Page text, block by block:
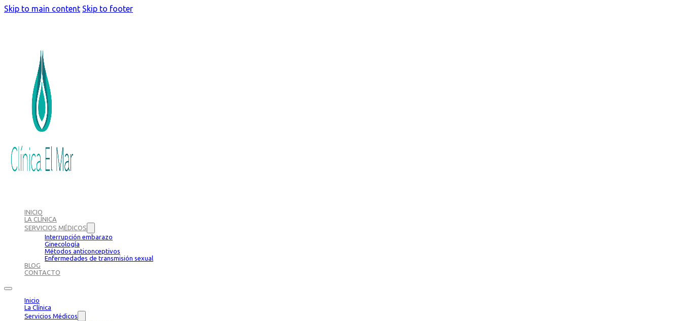
Skip to main content Skip to footer
INICIO
LA CLÍNICA
SERVICIOS MÉDICOS
Interrupción embarazo
Ginecología
Métodos anticonceptivos
Enfermedades de transmisión sexual
BLOG
CONTACTO
Inicio
La Clínica
Servicios Médicos